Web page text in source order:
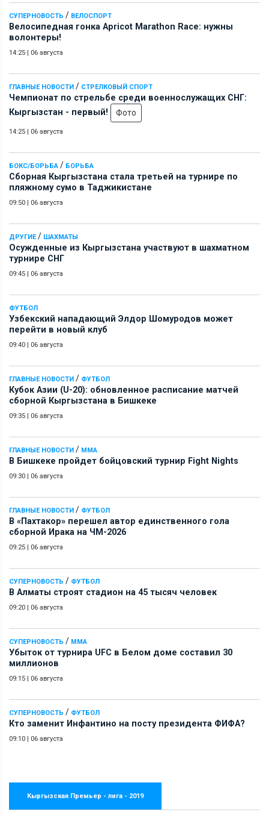
СУПЕРНОВОСТЬ / ВЕЛОСПОРТ
Велосипедная гонка Apricot Marathon Race: нужны
волонтеры!
14:25 | 06 августа
ГЛАВНЫЕ НОВОСТИ / СТРЕЛКОВЫЙ СПОРТ
Чемпионат по стрельбе среди военнослужащих СНГ:
Кыргызстан - первый!
Фото
14:25 | 06 августа
БОКС/БОРЬБА / БОРЬБА
Сборная Кыргызстана стала третьей на турнире по
пляжному сумо в Таджикистане
09:50 | 06 августа
ДРУГИЕ/ ШАХМАТЫ
Осужденные из Кыргызстана участвуют в шахматном
турнире СНГ
09:45 | 06 августа
ФУТБОЛ
Узбекский нападающий Элдор Шомуродов может
перейти в новый клуб
09:40 | 06 августа
ГЛАВНЫЕ НОВОСТИ / ФУТБОЛ
Кубок Азии (U-20): обновленное расписание матчей
сборной Кыргызстана в Бишкеке
09:35 | 06 августа
ГЛАВНЫЕ НОВОСТИ / ММА
В Бишкеке пройдет бойцовский турнир Fight Nights
09:30 | 06 августа
ГЛАВНЫЕ НОВОСТИ / ФУТБОЛ
В «Пахтакор» перешел автор единственного гола
сборной Ирака на ЧМ-2026
09:25 | 06 августа
СУПЕРНОВОСТЬ / ФУТБОЛ
В Алматы строят стадион на 45 тысяч человек
09:20 | 06 августа
СУПЕРНОВОСТЬ / ММА
Убыток от турнира UFC в Белом доме составил 30
миллионов
09:15 | 06 августа
СУПЕРНОВОСТЬ / ФУТБОЛ
Кто заменит Инфантино на посту президента ФИФА?
09:10 | 06 августа
Кыргызская Премьер - лига - 2019